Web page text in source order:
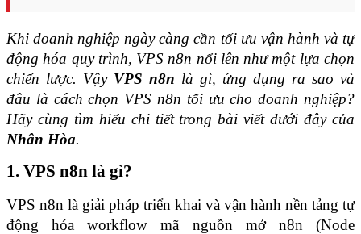
Khi doanh nghiệp ngày càng cần tối ưu vận hành và tự
động hóa quy trình, VPS n8n nổi lên như một lựa chọn
chiến lược. Vậy VPS n8n là gì, ứng dụng ra sao và
đâu là cách chọn VPS n8n tối ưu cho doanh nghiệp?
Nhân Hòa.
1. VPS n8n là gì?
VPS n8n là giải pháp triển khai và vận hành nền tảng tự
động hóa workflow mã nguồn mở n8n (Node